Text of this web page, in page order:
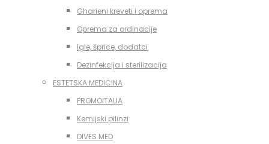
Gharieni kreveti i oprema
Oprema za ordinacije
Igle, šprice, dodatci
Dezinfekcija i sterilizacija
ESTETSKA MEDICINA
PROMOITALIA
Kemijski pilinzi
DIVES MED